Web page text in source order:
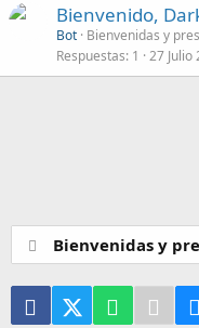
Bienvenido,
Bot Bienvenidas y
Respuestas 1 27 Julio
Bienvenidas y
FacebookX (Twitter)WhatsApp